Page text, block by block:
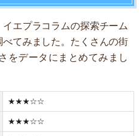
エプラコラムの探索チーム
てみました。たくさんの街
をデータにまとめてみまし
★★★☆☆
★★★☆☆